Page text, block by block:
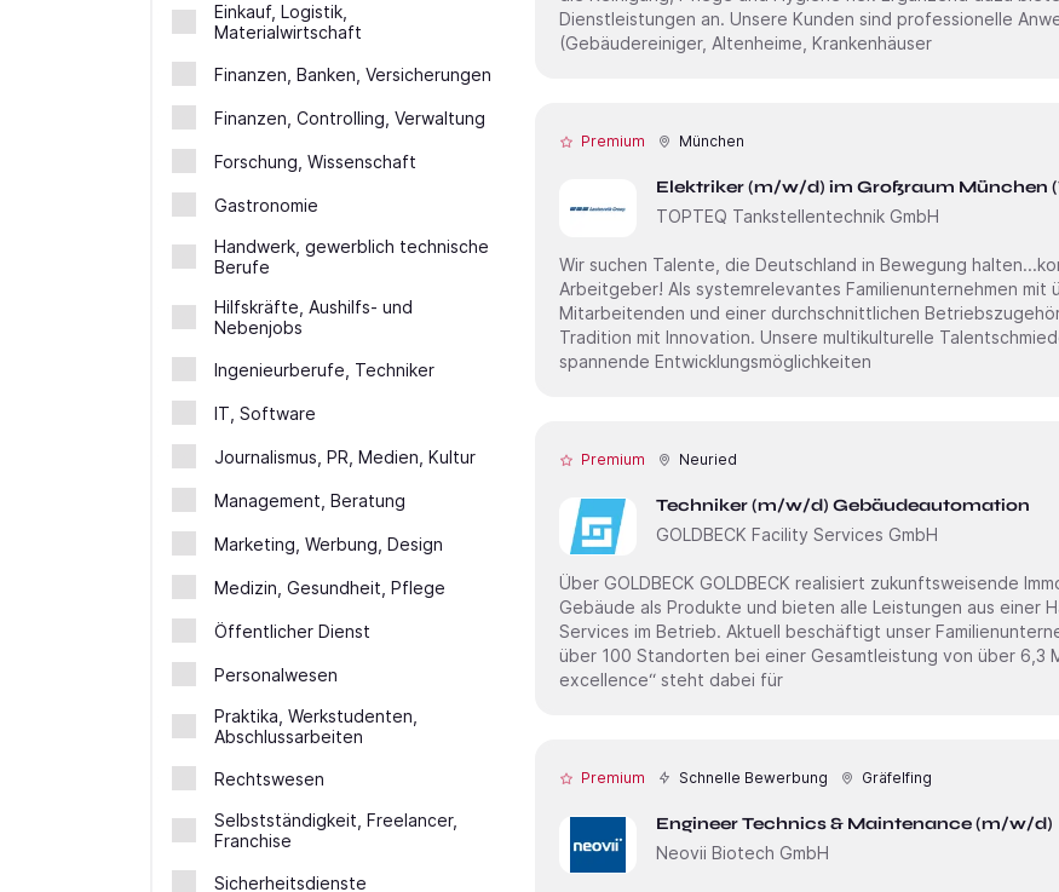
Dienstleistungen an. Unsere Kunden sind professionelle
(Gebäudereiniger, Altenheime, Krankenhäuser
Premium München
Elektriker (m/w/d) im Großraum München
TOPTEQ Tankstellentechnik GmbH
Wir suchen Talente, die Deutschland in Bewegung halten...komm mit! Wir sind kein
Arbeitgeber! Als systemrelevantes Familienunternehmen mit
Mitarbeitenden und einer durchschnittlichen
Tradition mit Innovation. Unsere multikulturelle
spannende Entwicklungsmöglichkeiten
Premium Neuried
Techniker (m/w/d) Gebäudeautomation
GOLDBECK Facility Services GmbH
Über GOLDBECK GOLDBECK realisiert zukunftsweisende Immobilien in Europa. Wir verstehen
Gebäude als Produkte und bieten alle Leistungen aus einer
Services im Betrieb. Aktuell beschäftigt unser
über 100 Standorten bei einer Gesamtleistung von über 6,3
excellence“ steht dabei für
Premium Schnelle Bewerbung Gräfelfing
Engineer Technics & Maintenance (m/w/d)
Neovii Biotech GmbH
Einkauf, Logistik,
Materialwirtschaft
Finanzen, Banken, Versicherungen
Finanzen, Controlling, Verwaltung
Forschung, Wissenschaft
Gastronomie
Handwerk, gewerblich technische
Berufe
Hilfskräfte, Aushilfs- und
Nebenjobs
Ingenieurberufe, Techniker
IT, Software
Journalismus, PR, Medien, Kultur
Management, Beratung
Marketing, Werbung, Design
Medizin, Gesundheit, Pflege
Öffentlicher Dienst
Personalwesen
Praktika, Werkstudenten,
Abschlussarbeiten
Rechtswesen
Selbstständigkeit, Freelancer,
Franchise
Sicherheitsdienste